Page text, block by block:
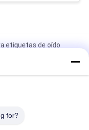
etiquetas de oído
ganado PT290 con
for?